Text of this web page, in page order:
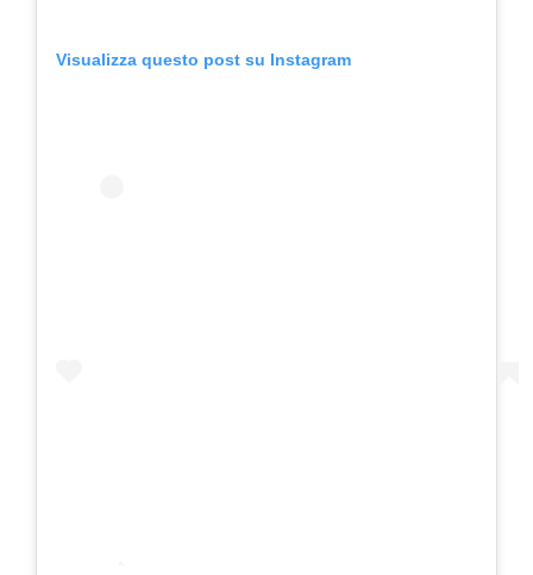
Visualizza questo post su Instagram